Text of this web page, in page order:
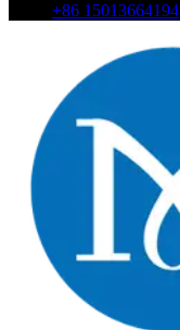
+86 15013664194